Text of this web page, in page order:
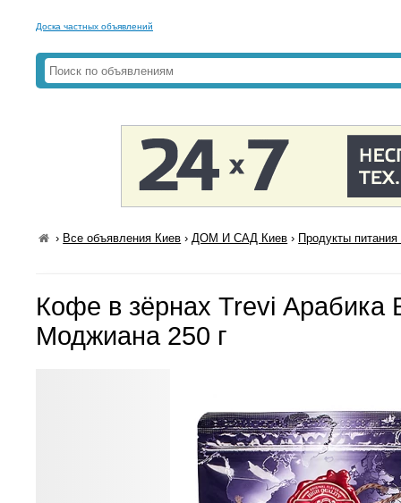
Доска частных объявлений
› Все объявления Киев ›ДОМ И САД Киев › Продукты
Кофе в зёрнах Trevi Арабика
Моджиана 250 г